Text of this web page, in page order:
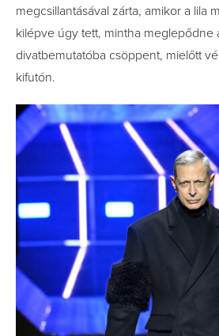
megcsillantásával zárta, amikor a lila
kilépve úgy tett, mintha meglepődne
divatbemutatóba csöppent, mielőtt
kifutón.